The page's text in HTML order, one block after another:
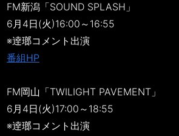
FM新潟「SOUND SPLASH」
6月4日(火)16:00～16:55
※逹瑯コメント出演
番組HP
FM岡山「TWILIGHT PAVEMENT」
6月4日(火)17:00～18:55
※逹瑯コメント出演